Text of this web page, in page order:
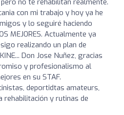
con mi trabajo y hoy ya he
y lo seguiré haciendo
MEJORES. Actualmente ya
realizando un plan de
Don Jose Nuñez, gracias
y profesionalismo al
en su STAF.
deportidtas amateurs,
rehabilitación y rutinas de